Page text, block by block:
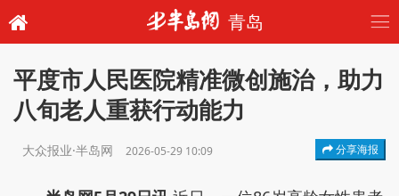
青岛
平度市人民医院精准微创施治，助力
八旬老人重获行动能力
大众报业·半岛网 2026-05-29 10:09 分享海报